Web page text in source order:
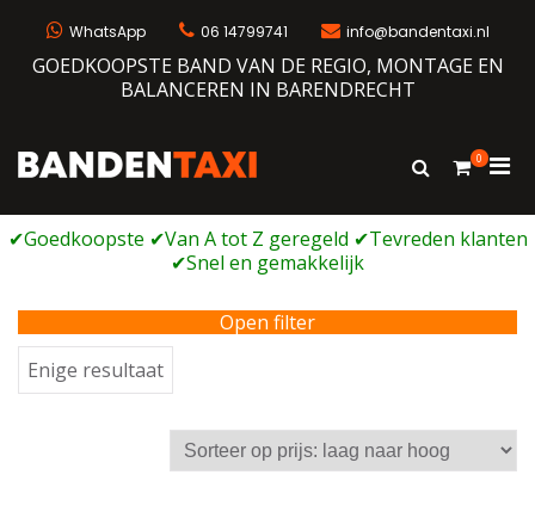
WhatsApp 06 14799741 info@bandentaxi.nl
GOEDKOOPSTE BAND VAN DE REGIO, MONTAGE EN
BALANCEREN IN BARENDRECHT
Bandengarage met eigen webshop
Toon
0
voor
Open filter
Enige resultaat